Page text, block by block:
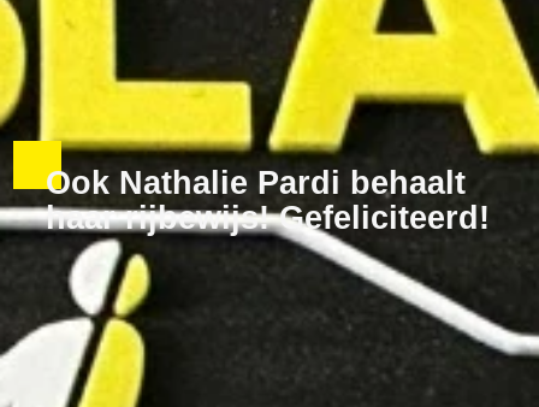
Ook Nathalie Pardi behaalt
haar rijbewijs! Gefeliciteerd!